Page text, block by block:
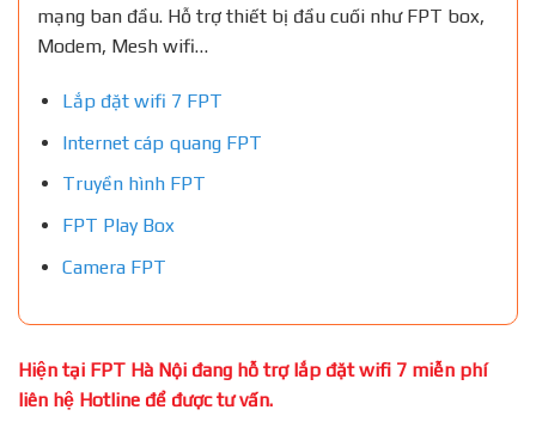
mạng ban đầu. Hỗ trợ thiết bị đầu cuối như FPT box,
Modem, Mesh wifi…
Lắp đặt wifi 7 FPT
Internet cáp quang FPT
Truyền hình FPT
FPT Play Box
Camera FPT
Hiện tại FPT Hà Nội đang hỗ trợ lắp đặt wifi 7 miễn phí
liên hệ Hotline để được tư vấn.